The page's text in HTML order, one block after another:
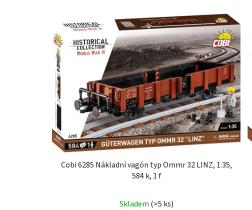
Cobi 6285 Nákladní vagón typ Ommr 32 LINZ, 1:35,
584 k, 1 f
Skladem (>5 ks)